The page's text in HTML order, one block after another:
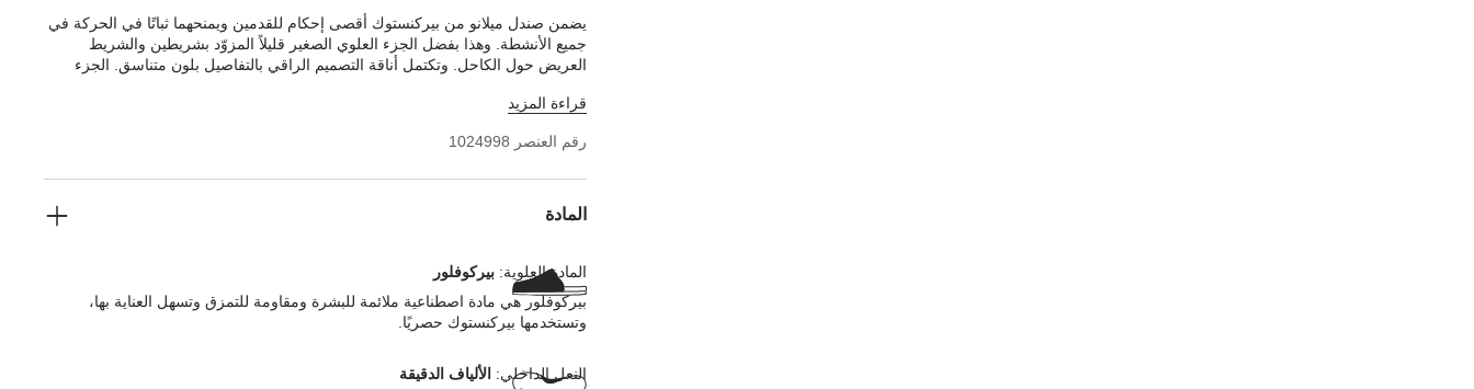
يضمن صندل ميلانو من بيركنستوك أقصى إحكام للقدمين ويمنحهما ثباتًا في الحركة في
جميع الأنشطة. وهذا بفضل الجزء العلوي الصغير قليلاً المزوّد بشريطين والشريط
العريض حول الكاحل. وتكتمل أناقة التصميم الراقي بالتفاصيل بلون متناسق. الجزء
قراءة المزيد
رقم العنصر 1024998
المادة
المادة العلوية:بيركوفلور
بيركوفلور هي مادة اصطناعية ملائمة للبشرة ومقاومة للتمزق وتسهل العناية بها،
وتستخدمها بيركنستوك حصريًا.
النعل الداخلي: الألياف الدقيقة